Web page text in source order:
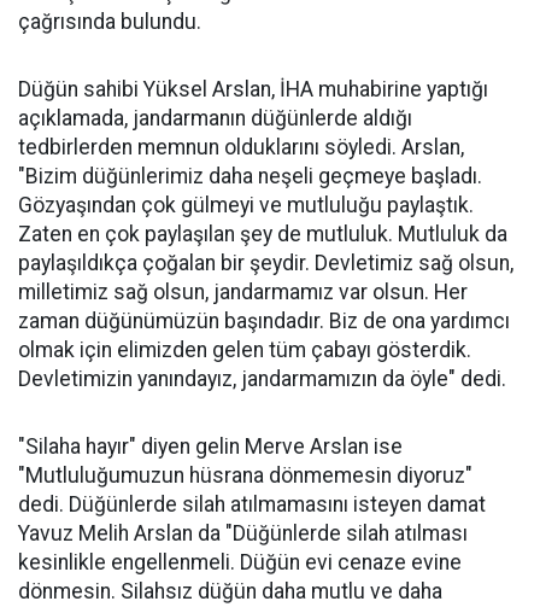
çağrısında bulundu.
Düğün sahibi Yüksel Arslan, İHA muhabirine yaptığı
açıklamada, jandarmanın düğünlerde aldığı
tedbirlerden memnun olduklarını söyledi. Arslan,
"Bizim düğünlerimiz daha neşeli geçmeye başladı.
Gözyaşından çok gülmeyi ve mutluluğu paylaştık.
Zaten en çok paylaşılan şey de mutluluk. Mutluluk da
paylaşıldıkça çoğalan bir şeydir. Devletimiz sağ olsun,
milletimiz sağ olsun, jandarmamız var olsun. Her
zaman düğünümüzün başındadır. Biz de ona yardımcı
olmak için elimizden gelen tüm çabayı gösterdik.
Devletimizin yanındayız, jandarmamızın da öyle" dedi.
"Silaha hayır" diyen gelin Merve Arslan ise
"Mutluluğumuzun hüsrana dönmemesin diyoruz"
dedi. Düğünlerde silah atılmamasını isteyen damat
Yavuz Melih Arslan da "Düğünlerde silah atılması
kesinlikle engellenmeli. Düğün evi cenaze evine
dönmesin. Silahsız düğün daha mutlu ve daha